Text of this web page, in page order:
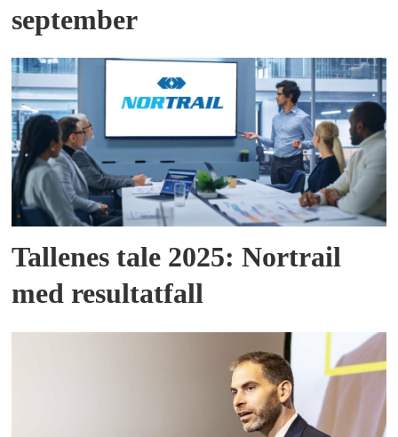
september
Tallenes tale 2025: Nortrail
med resultatfall